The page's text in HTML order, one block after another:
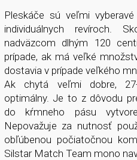
Pleskáče sú veľmi
individuálnych revíroch.
nadväzcom dlhým 120
prípade, ak má veľké
dostavia v prípade veľkého
Ak chytá veľmi dobre,
optimálny. Je to z dôvodu
do kŕmneho pásu
Nepovažuje za nutnosť
obľúbenou počiatočnou
Silstar Match Team mono